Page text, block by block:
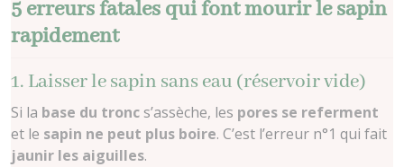
5 erreurs fatales qui font mourir le sapin
rapidement
1. Laisser le sapin sans eau (réservoir vide)
Si la base du troncs’assèche, les pores se referment
et le sapin ne peut plus boire. C’est l’erreur n°1 qui fait
jaunir les aiguilles.